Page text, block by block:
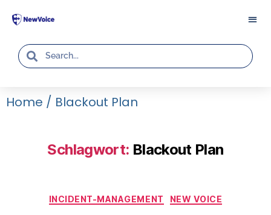
Home / Blackout Plan
Schlagwort: Blackout Plan
INCIDENT-MANAGEMENT NEW VOICE